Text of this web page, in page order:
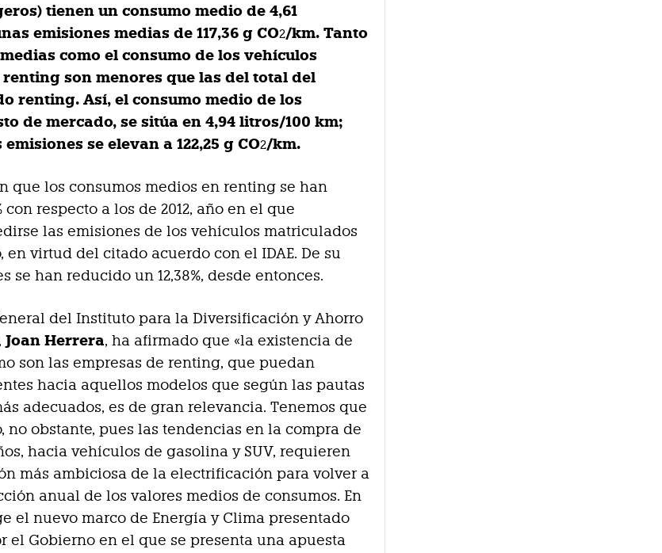
tienen un consumo medio de 4,61
emisiones medias de 117,36 g CO2/km. Tanto
como el consumo de los vehículos
son menores que las del total del
renting. Así, el consumo medio de los
de mercado, se sitúa en 4,94 litros/100 km;
se elevan a 122,25 g CO2/km.
que los consumos medios en renting se han
con respecto a los de 2012, año en el que
las emisiones de los vehículos matriculados
en virtud del citado acuerdo con el IDAE. De su
se han reducido un 12,38%, desde entonces.
del Instituto para la Diversificación y Ahorro
Joan Herrera, ha afirmado que «la existencia de
son las empresas de renting, que puedan
hacia aquellos modelos que según las pautas
adecuados, es de gran relevancia. Tenemos que
no obstante, pues las tendencias en la compra de
hacia vehículos de gasolina y SUV, requieren
más ambiciosa de la electrificación para volver a
anual de los valores medios de consumos. En
el nuevo marco de Energía y Clima presentado
el Gobierno en el que se presenta una apuesta